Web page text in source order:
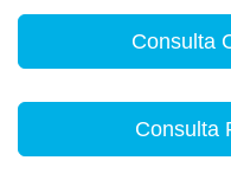
Consulta
Consulta